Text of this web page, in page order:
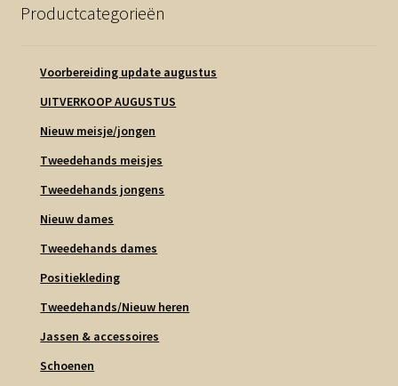
Productcategorieën
Voorbereiding update augustus
UITVERKOOP AUGUSTUS
Nieuw meisje/jongen
Tweedehands meisjes
Tweedehands jongens
Nieuw dames
Tweedehands dames
Positiekleding
Tweedehands/Nieuw heren
Jassen & accessoires
Schoenen